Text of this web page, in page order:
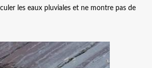
les eaux pluviales et ne montre pas de